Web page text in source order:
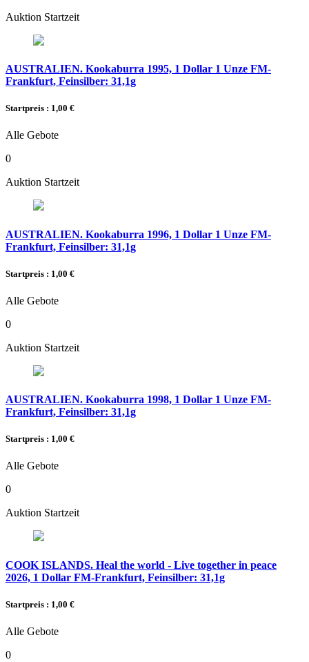
Auktion Startzeit
AUSTRALIEN. Kookaburra 1995, 1 Dollar 1 Unze FM-
Frankfurt, Feinsilber: 31,1g
Startpreis : 1,00 €
Alle Gebote
0
Auktion Startzeit
AUSTRALIEN. Kookaburra 1996, 1 Dollar 1 Unze FM-
Frankfurt, Feinsilber: 31,1g
Startpreis : 1,00 €
Alle Gebote
0
Auktion Startzeit
AUSTRALIEN. Kookaburra 1998, 1 Dollar 1 Unze FM-
Frankfurt, Feinsilber: 31,1g
Startpreis : 1,00 €
Alle Gebote
0
Auktion Startzeit
COOK ISLANDS. Heal the world - Live together in peace
2026, 1 Dollar FM-Frankfurt, Feinsilber: 31,1g
Startpreis : 1,00 €
Alle Gebote
0